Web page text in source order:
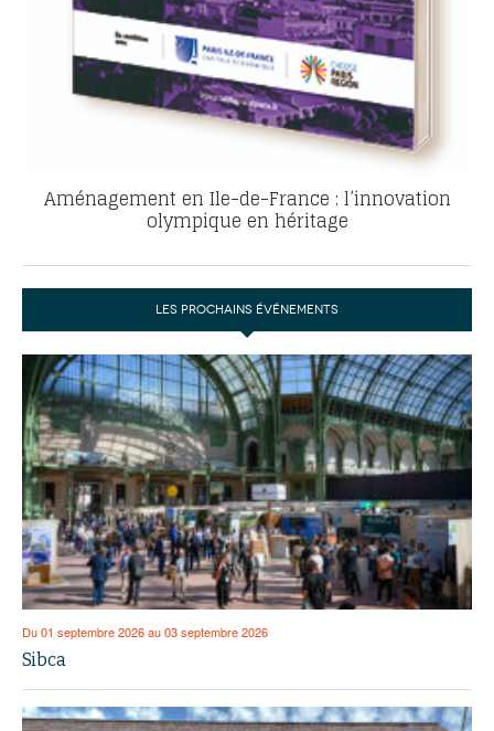
Aménagement en Ile-de-France : l’innovation
olympique en héritage
LES PROCHAINS ÉVÉNEMENTS
Du 01 septembre 2026 au 03 septembre 2026
Sibca